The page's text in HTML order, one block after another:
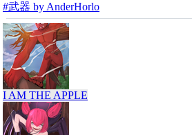
#武器 by AnderHorlo
I AM THE APPLE